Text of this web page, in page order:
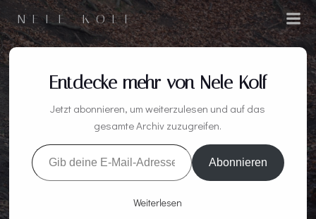
Zum
Inhalt
springen
NELE KOLF
0: EIN
KALEIDOSKOP DER
GEFÜHLE –
VORFREUDE
Entdecke mehr von Nele Kolf
Jetzt abonnieren, um weiterzulesen und auf das
gesamte Archiv zuzugreifen.
Gib deine E-Mail-Adresse ein ...
Abonnieren
Weiterlesen